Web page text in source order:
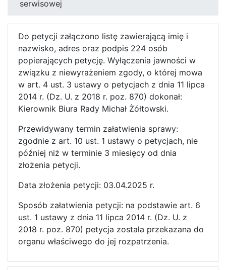
serwisowej
Do petycji załączono listę zawierającą imię i
nazwisko, adres oraz podpis 224 osób
popierających petycję. Wyłączenia jawności w
związku z niewyrażeniem zgody, o której mowa
w art. 4 ust. 3 ustawy o petycjach z dnia 11 lipca
2014 r. (Dz. U. z 2018 r. poz. 870) dokonał:
Kierownik Biura Rady Michał Żółtowski.
Przewidywany termin załatwienia sprawy:
zgodnie z art. 10 ust. 1 ustawy o petycjach, nie
później niż w terminie 3 miesięcy od dnia
złożenia petycji.
Data złożenia petycji: 03.04.2025 r.
Sposób załatwienia petycji: na podstawie art. 6
ust. 1 ustawy z dnia 11 lipca 2014 r. (Dz. U. z
2018 r. poz. 870) petycja została przekazana do
organu właściwego do jej rozpatrzenia.